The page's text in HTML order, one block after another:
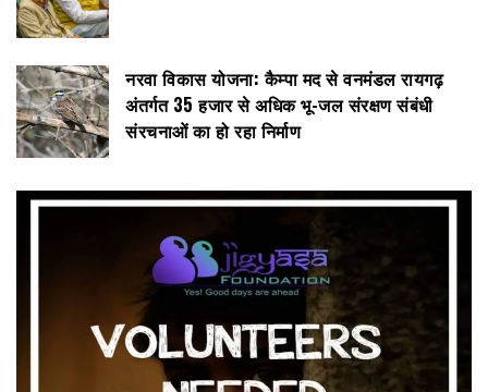
नरवा विकास योजना: कैम्पा मद से वनमंडल रायगढ़
अंतर्गत 35 हजार से अधिक भू-जल संरक्षण संबंधी
संरचनाओं का हो रहा निर्माण